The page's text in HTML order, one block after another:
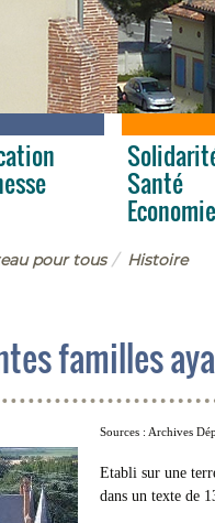
Santé
Economie
pour tous Histoire
familles
Sources : Archives
Etabli sur une
dans un texte de